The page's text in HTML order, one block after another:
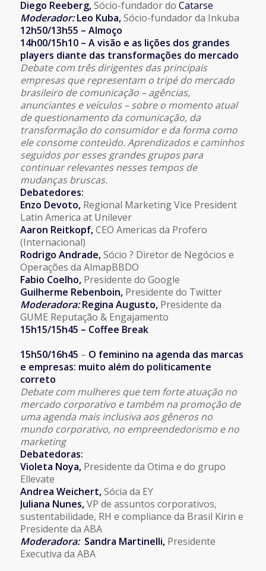
Diego Reeberg,Sócio-fundador do Catarse
Moderador:Leo Kuba,Sócio-fundador da Inkuba
12h50/13h55 – Almoço
14h00/15h10– A visão e as lições dos grandes
players diante das transformações do mercado
Debate com três dirigentes das principais
empresas que representam o tripé do mercado
brasileiro de comunicação – agências,
anunciantes e veículos – sobre o momento atual
de questionamento da comunicação, da
transformação do consumidor e da forma como
ele consome conteúdo. Aprendizados e caminhos
seguidos por esses grandes grupos para
continuar relevantes nesses tempos de
mudanças bruscas.
Debatedores:
Enzo Devoto, Regional Marketing Vice President
Latin America at Unilever
Aaron Reitkopf,CEO Americas da Profero
(Internacional)
Rodrigo Andrade,Sócio ? Diretor de Negócios e
Operações da AlmapBBDO
Fabio Coelho, Presidente do Google
Guilherme Rebenboin, Presidente do Twitter
Moderadora:Regina Augusto, Presidente da
GUME Reputação & Engajamento
15h15/15h45 – Coffee Break
15h50/16h45 – O feminino na agenda das marcas
e empresas: muito além do politicamente
correto
Debate com mulheres que tem forte atuação no
mercado corporativo e também na promoção de
uma agenda mais inclusiva aos gêneros no
mundo corporativo, no empreendedorismo e no
marketing
Debatedoras:
Violeta Noya, Presidente da Otima e do grupo
Ellevate
Andrea Weichert,Sócia da EY
Juliana Nunes,VP de assuntos corporativos,
sustentabilidade, RH e compliance da Brasil Kirin e
Presidente da ABA
Moderadora:Sandra Martinelli,Presidente
Executiva da ABA